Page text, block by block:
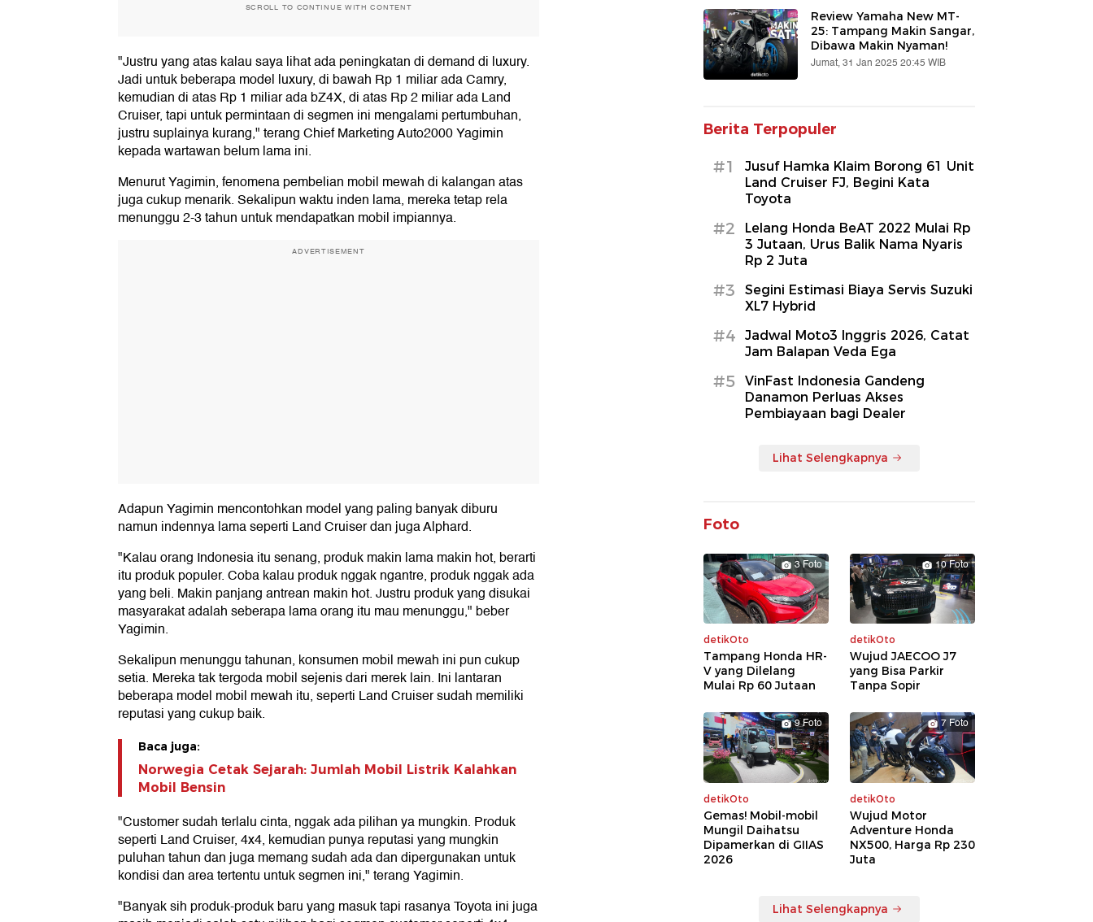
SCROLL TO CONTINUE WITH CONTENT
"Justru yang atas kalau saya lihat ada peningkatan di demand di luxury.
Jadi untuk beberapa model luxury, di bawah Rp 1 miliar ada Camry,
kemudian di atas Rp 1 miliar ada bZ4X, di atas Rp 2 miliar ada Land
Cruiser, tapi untuk permintaan di segmen ini mengalami pertumbuhan,
justru suplainya kurang," terang Chief Marketing Auto2000 Yagimin
kepada wartawan belum lama ini.
Menurut Yagimin, fenomena pembelian mobil mewah di kalangan atas
juga cukup menarik. Sekalipun waktu inden lama, mereka tetap rela
menunggu 2-3 tahun untuk mendapatkan mobil impiannya.
ADVERTISEMENT
Adapun Yagimin mencontohkan model yang paling banyak diburu
namun indennya lama seperti Land Cruiser dan juga Alphard.
"Kalau orang Indonesia itu senang, produk makin lama makin hot, berarti
itu produk populer. Coba kalau produk nggak ngantre, produk nggak ada
yang beli. Makin panjang antrean makin hot. Justru produk yang disukai
masyarakat adalah seberapa lama orang itu mau menunggu," beber
Yagimin.
Sekalipun menunggu tahunan, konsumen mobil mewah ini pun cukup
setia. Mereka tak tergoda mobil sejenis dari merek lain. Ini lantaran
beberapa model mobil mewah itu, seperti Land Cruiser sudah memiliki
reputasi yang cukup baik.
Baca juga:
Norwegia Cetak Sejarah: Jumlah Mobil Listrik Kalahkan
Mobil Bensin
"Customer sudah terlalu cinta, nggak ada pilihan ya mungkin. Produk
seperti Land Cruiser, 4x4, kemudian punya reputasi yang mungkin
puluhan tahun dan juga memang sudah ada dan dipergunakan untuk
kondisi dan area tertentu untuk segmen ini," terang Yagimin.
"Banyak sih produk-produk baru yang masuk tapi rasanya Toyota ini juga
Review Yamaha New MT-
25: Tampang Makin Sangar,
Dibawa Makin Nyaman!
Jumat, 31 Jan 2025 20:45 WIB
Berita Terpopuler
#1
Jusuf Hamka Klaim Borong 61 Unit
Land Cruiser FJ, Begini Kata
Toyota
#2
Lelang Honda BeAT 2022 Mulai Rp
3 Jutaan, Urus Balik Nama Nyaris
Rp 2 Juta
#3
Segini Estimasi Biaya Servis Suzuki
XL7 Hybrid
#4
Jadwal Moto3 Inggris 2026, Catat
Jam Balapan Veda Ega
#5
VinFast Indonesia Gandeng
Danamon Perluas Akses
Pembiayaan bagi Dealer
Lihat Selengkapnya
Foto
3 Foto
detikOto
Tampang Honda HR-
V yang Dilelang
Mulai Rp 60 Jutaan
10 Foto
detikOto
Wujud JAECOO J7
yang Bisa Parkir
Tanpa Sopir
9 Foto
detikOto
Gemas! Mobil-mobil
Mungil Daihatsu
Dipamerkan di GIIAS
2026
7 Foto
detikOto
Wujud Motor
Adventure Honda
NX500, Harga Rp 230
Juta
Lihat Selengkapnya